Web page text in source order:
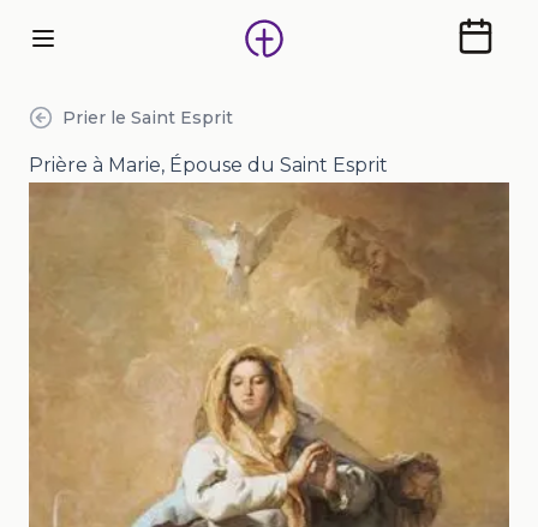
Prier le Saint Esprit
Prière à Marie, Épouse du Saint Esprit